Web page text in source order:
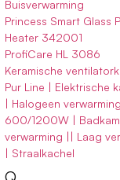
Buisverwarming
Princess Smart Glass
Heater 342001
ProfiCare HL 3086
Keramische
Pur Line | Elektrische
| Halogeen
600/1200W |
verwarming || Laag
| Straalkachel